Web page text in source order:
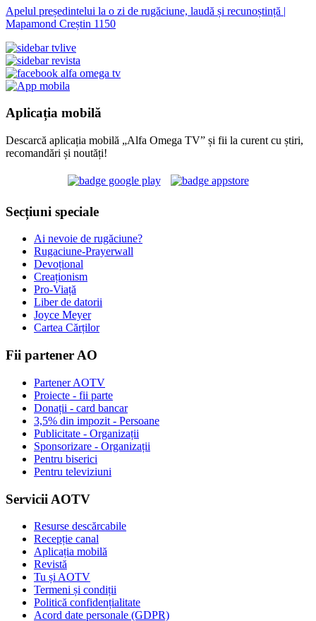
Apelul președintelui la o zi de rugăciune, laudă și recunoștință |
Mapamond Creștin 1150
Aplicația mobilă
Descarcă aplicația mobilă „Alfa Omega TV” și fii la curent cu știri,
recomandări și noutăți!
Secțiuni speciale
Ai nevoie de rugăciune?
Rugaciune-Prayerwall
Devoțional
Creaționism
Pro-Viață
Liber de datorii
Joyce Meyer
Cartea Cărților
Fii partener AO
Partener AOTV
Proiecte - fii parte
Donații - card bancar
3,5% din impozit - Persoane
Publicitate - Organizații
Sponsorizare - Organizații
Pentru biserici
Pentru televiziuni
Servicii AOTV
Resurse descărcabile
Recepție canal
Aplicația mobilă
Revistă
Tu și AOTV
Termeni și condiții
Politică confidențialitate
Acord date personale (GDPR)